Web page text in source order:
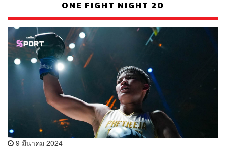
ONE FIGHT NIGHT 20
9 มีนาคม 2024